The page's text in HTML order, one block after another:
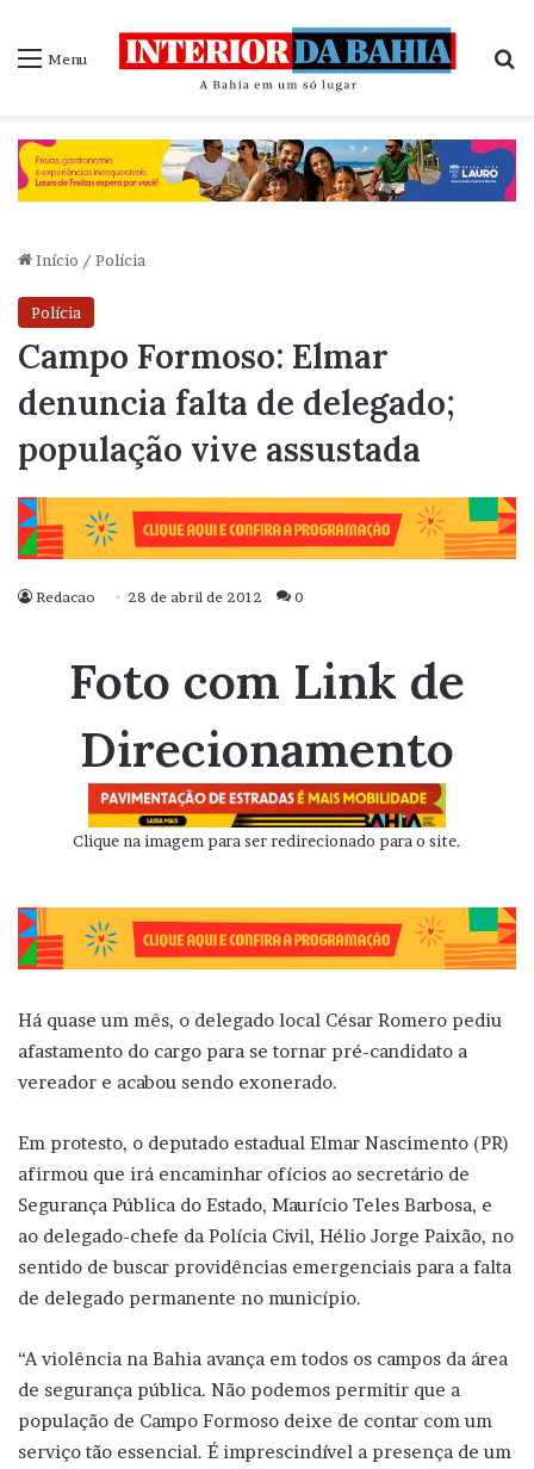
Menu
Início / Polícia
Polícia
Campo Formoso: Elmar
denuncia falta de delegado;
população vive assustada
Redacao 28 de abril de 2012 0
Foto com Link de
Direcionamento
Clique na imagem para ser redirecionado para o site.
Há quase um mês, o delegado local César Romero pediu
afastamento do cargo para se tornar pré-candidato a
vereador e acabou sendo exonerado.
Em protesto, o deputado estadual Elmar Nascimento (PR)
afirmou que irá encaminhar ofícios ao secretário de
Segurança Pública do Estado, Maurício Teles Barbosa, e
ao delegado-chefe da Polícia Civil, Hélio Jorge Paixão, no
sentido de buscar providências emergenciais para a falta
de delegado permanente no município.
“A violência na Bahia avança em todos os campos da área
de segurança pública. Não podemos permitir que a
população de Campo Formoso deixe de contar com um
serviço tão essencial. É imprescindível a presença de um